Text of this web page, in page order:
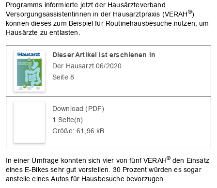
Programms informierte jetzt der Hausärzteverband.
Versorgungsassistentinnen in der Hausarztpraxis (VERAH®)
können dieses zum Beispiel für Routinehausbesuche nutzen, um
Hausärzte zu entlasten.
Dieser Artikel ist erschienen in
Der Hausarzt 06/2020
Seite 8
Download (PDF)
1 Seite(n)
Größe: 61,96 kB
In einer Umfrage konnten sich vier von fünf VERAH® den Einsatz
eines E-Bikes sehr gut vorstellen. 30 Prozent würden es sogar
anstelle eines Autos für Hausbesuche bevorzugen.